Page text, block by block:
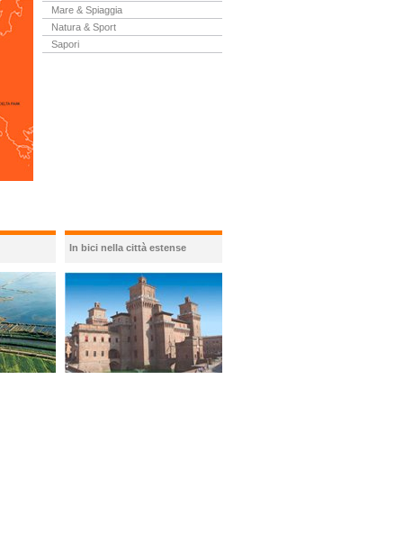
Mare & Spiaggia
Natura & Sport
Sapori
In bici nella città estense